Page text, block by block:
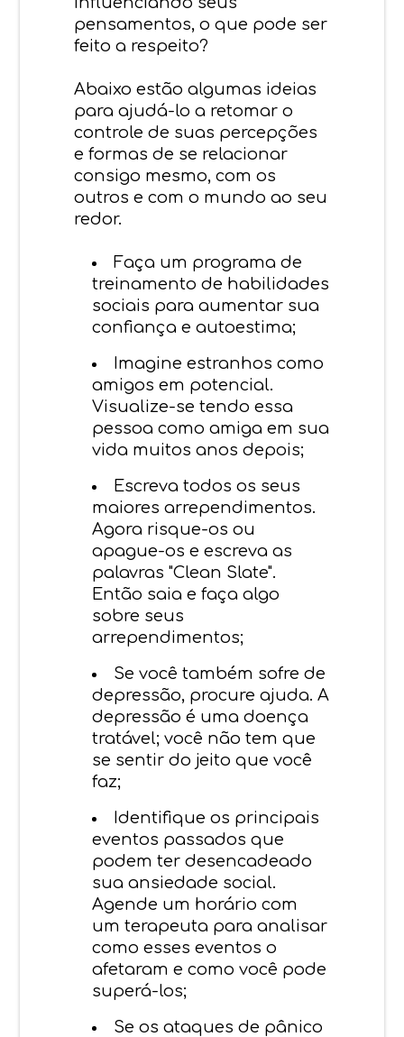
pensamentos, o que pode ser
feito a respeito?
Abaixo estão algumas ideias
para ajudá-lo a retomar o
controle de suas percepções
e formas de se relacionar
consigo mesmo, com os
outros e com o mundo ao seu
redor.
Faça um programa de
treinamento de habilidades
sociais para aumentar sua
confiança e autoestima;
Imagine estranhos como
amigos em potencial.
Visualize-se tendo essa
pessoa como amiga em sua
vida muitos anos depois;
Escreva todos os seus
maiores arrependimentos.
Agora risque-os ou
apague-os e escreva as
palavras "Clean Slate".
Então saia e faça algo
sobre seus
arrependimentos;
Se você também sofre de
depressão, procure ajuda. A
depressão é uma doença
tratável; você não tem que
se sentir do jeito que você
faz;
Identifique os principais
eventos passados que
podem ter desencadeado
sua ansiedade social.
Agende um horário com
um terapeuta para analisar
como esses eventos o
afetaram e como você pode
superá-los;
Se os ataques de pânico